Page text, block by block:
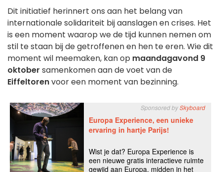
Dit initiatief herinnert ons aan het belang van
internationale solidariteit bij aanslagen en crises. Het
is een moment waarop we de tijd kunnen nemen om
stil te staan bij de getroffenen en hen te eren. Wie dit
moment wil meemaken, kan op maandagavond 9
oktober samenkomen aan de voet van de
Eiffeltorenvoor een moment van bezinning.